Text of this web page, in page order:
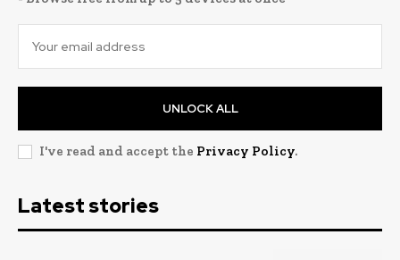
UNLOCK ALL
I've read and accept the Privacy Policy.
Latest stories